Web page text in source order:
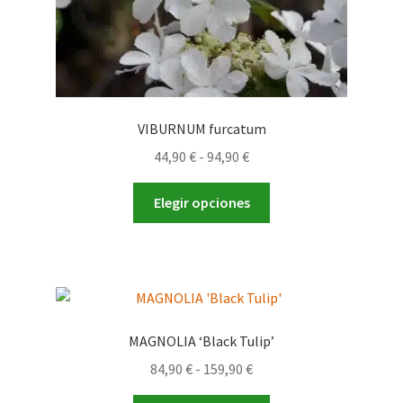
VIBURNUM furcatum
44,90 € - 94,90 €Rango
precios:
desde
94,90 €
Elegir opciones
Las
se
elegir
MAGNOLIA ‘Black Tulip’
84,90 € - 159,90 €Rango